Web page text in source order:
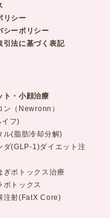
リシー
シーポリシー
引法に基づく表記
ト・小顔治療
ン（Newronn）
イフ)
ル(脂肪冷却分解)
ダ(GLP-1)ダイエット注
ぎボトックス治療
ボトックス
注射(FatX Core)